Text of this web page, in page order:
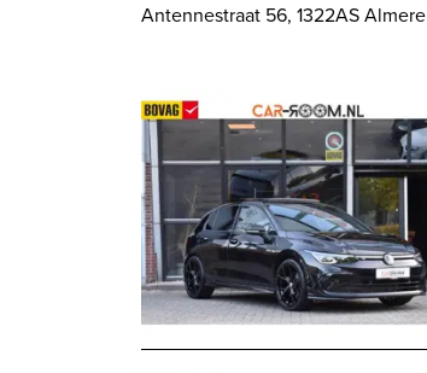
Antennestraat 56, 1322AS Almere